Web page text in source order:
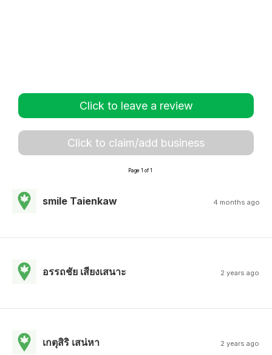
Click to leave a review
Click to claim/add business
Page 1 of 1
smile Taienkaw 4 months ago
อรรถชัย เสียงเสนาะ 2 years ago
เกตุสิริ เสน่หา 2 years ago